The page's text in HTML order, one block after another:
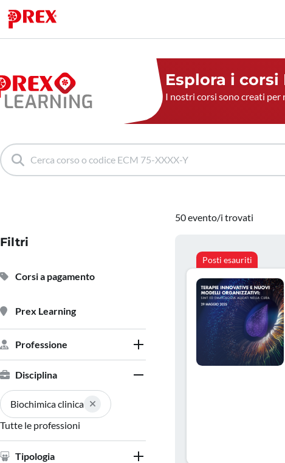
Esplora i corsi
I nostri corsi sono creati per
50 evento/i trovati
Filtri
Corsi a pagamento
Prex Learning
Professione
Disciplina
Biochimica clinica
Tutte le professioni
Tipologia
Posti esauriti